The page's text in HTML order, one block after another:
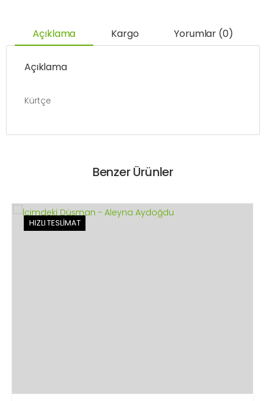
Açıklama Kargo Yorumlar (0)
Açıklama
Kürtçe
Benzer Ürünler
HIZLI TESLİMAT